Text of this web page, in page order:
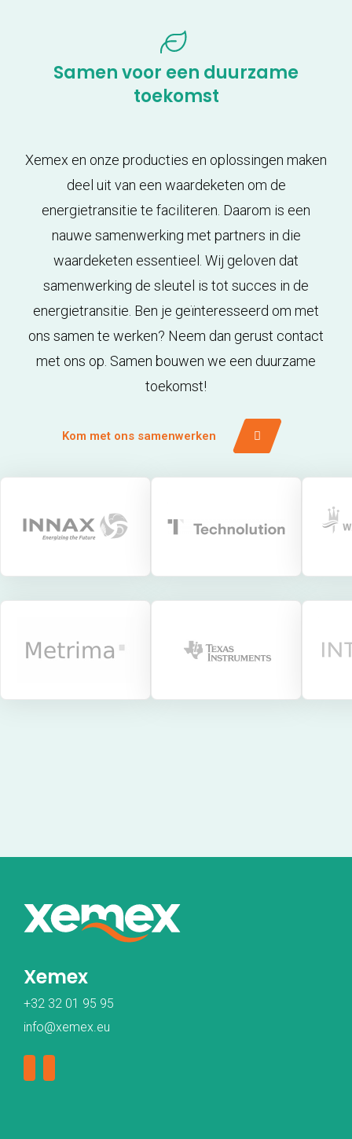
Samen voor een duurzame
toekomst
Xemex en onze producties en oplossingen maken
deel uit van een waardeketen om de
energietransitie te faciliteren. Daarom is een
nauwe samenwerking met partners in die
waardeketen essentieel. Wij geloven dat
samenwerking de sleutel is tot succes in de
energietransitie. Ben je geïnteresseerd om met
ons samen te werken? Neem dan gerust contact
met ons op. Samen bouwen we een duurzame
toekomst!
Kom met ons samenwerken
Xemex
+32 32 01 95 95
info@xemex.eu